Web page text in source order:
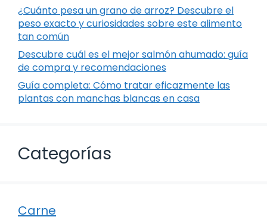
¿Cuánto pesa un grano de arroz? Descubre el
peso exacto y curiosidades sobre este alimento
tan común
Descubre cuál es el mejor salmón ahumado: guía
de compra y recomendaciones
Guía completa: Cómo tratar eficazmente las
plantas con manchas blancas en casa
Categorías
Carne